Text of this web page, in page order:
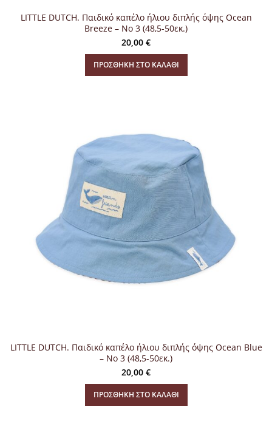
LITTLE DUTCH. Παιδικό καπέλο ήλιου διπλής όψης Ocean
Breeze – Νο 3 (48,5-50εκ.)
20,00 €
ΠΡΟΣΘΉΚΗ ΣΤΟ ΚΑΛΆΘΙ
LITTLE DUTCH. Παιδικό καπέλο ήλιου διπλής όψης Ocean Blue
– Νο 3 (48,5-50εκ.)
20,00 €
ΠΡΟΣΘΉΚΗ ΣΤΟ ΚΑΛΆΘΙ